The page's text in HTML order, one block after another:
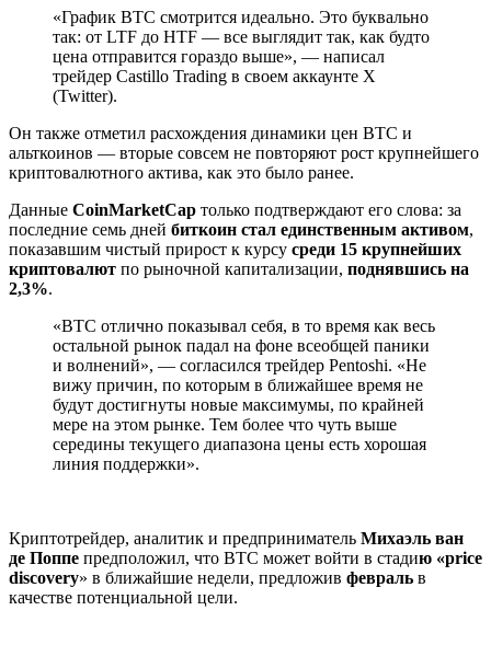
«График BTC смотрится идеально. Это буквально
так: от LTF до HTF — все выглядит так, как будто
цена отправится гораздо выше», — написал
трейдер Castillo Trading в своем аккаунте X
(Twitter).
Он также отметил расхождения динамики цен BTC и
альткоинов — вторые совсем не повторяют рост крупнейшего
криптовалютного актива, как это было ранее.
Данные CoinMarketCap только подтверждают его слова: за
последние семь дней биткоин стал единственным активом,
показавшим чистый прирост к курсу среди 15 крупнейших
криптовалют по рыночной капитализации, поднявшись на
2,3%.
«BTC отлично показывал себя, в то время как весь
остальной рынок падал на фоне всеобщей паники
и волнений», — согласился трейдер Pentoshi. «Не
вижу причин, по которым в ближайшее время не
будут достигнуты новые максимумы, по крайней
мере на этом рынке. Тем более что чуть выше
середины текущего диапазона цены есть хорошая
линия поддержки».
Криптотрейдер, аналитик и предприниматель Михаэль ван
де Поппе предположил, что BTC может войти в стадию «price
discovery» в ближайшие недели, предложив февраль в
качестве потенциальной цели.